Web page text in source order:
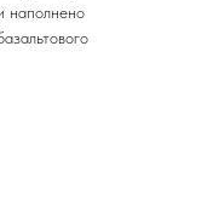
наполнено